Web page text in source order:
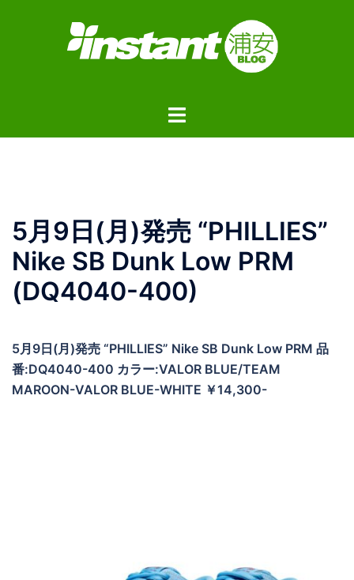
ト
ー
5月9日(月)発売 “PHILLIES”
Nike SB Dunk Low PRM
(DQ4040-400)
5月9日(月)発売 “PHILLIES” Nike SB Dunk Low PRM 品
番:DQ4040-400 カラー:VALOR BLUE/TEAM
MAROON-VALOR BLUE-WHITE ￥14,300-